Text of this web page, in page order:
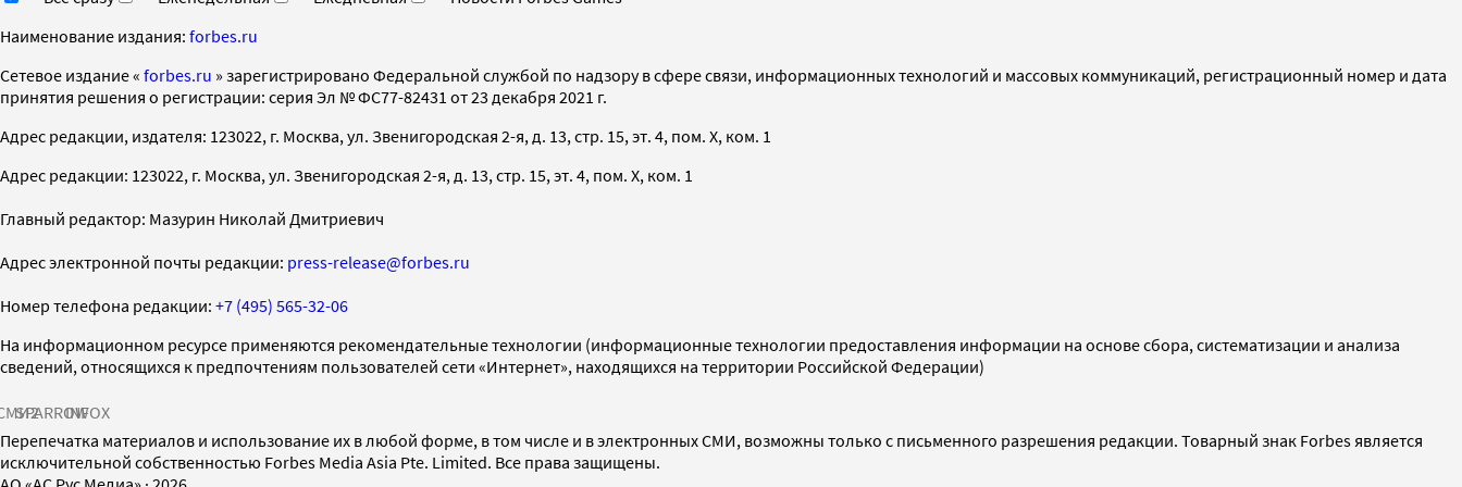
Наименование издания: forbes.ru
Cетевое издание « forbes.ru » зарегистрировано Федеральной службой по надзору в сфере связи, информационных технологий и массовых коммуникаций, регистрационный номер и дата
принятия решения о регистрации: серия Эл № ФС77-82431 от 23 декабря 2021 г.
Адрес редакции, издателя: 123022, г. Москва, ул. Звенигородская 2-я, д. 13, стр. 15, эт. 4, пом. X, ком. 1
Адрес редакции: 123022, г. Москва, ул. Звенигородская 2-я, д. 13, стр. 15, эт. 4, пом. X, ком. 1
Главный редактор: Мазурин Николай Дмитриевич
Адрес электронной почты редакции: press-release@forbes.ru
Номер телефона редакции: +7 (495) 565-32-06
На информационном ресурсе применяются рекомендательные технологии (информационные технологии предоставления информации на основе сбора, систематизации и анализа
сведений, относящихся к предпочтениям пользователей сети «Интернет», находящихся на территории Российской Федерации)
SPARROWINFOX
Перепечатка материалов и использование их в любой форме, в том числе и в электронных СМИ, возможны только с письменного разрешения редакции. Товарный знак Forbes является
исключительной собственностью Forbes Media Asia Pte. Limited. Все права защищены.